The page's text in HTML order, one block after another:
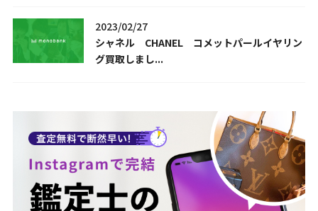
2023/02/27
シャネル CHANEL コメットパールイヤリン
グ買取しまし...